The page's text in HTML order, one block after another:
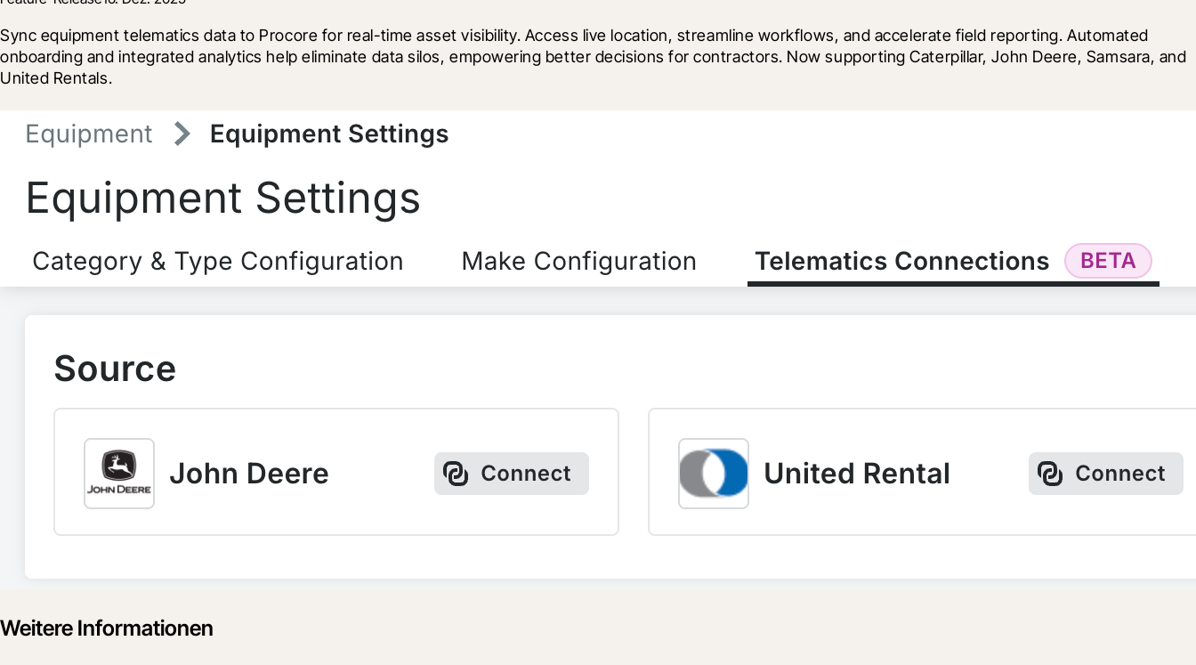
Sync equipment telematics data to Procore for real-time asset visibility. Access live location, streamline workflows, and accelerate field reporting. Automated
onboarding and integrated analytics help eliminate data silos, empowering better decisions for contractors. Now supporting Caterpillar, John Deere, Samsara, and
United Rentals.
Weitere Informationen